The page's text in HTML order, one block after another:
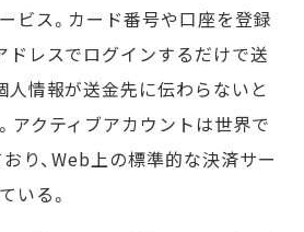
ビス。カード番号や口座を登録
ドレスでログインするだけで送
人情報が送金先に伝わらないと
アクティブアカウントは世界で
り、Web上の標準的な決済サー
いる。